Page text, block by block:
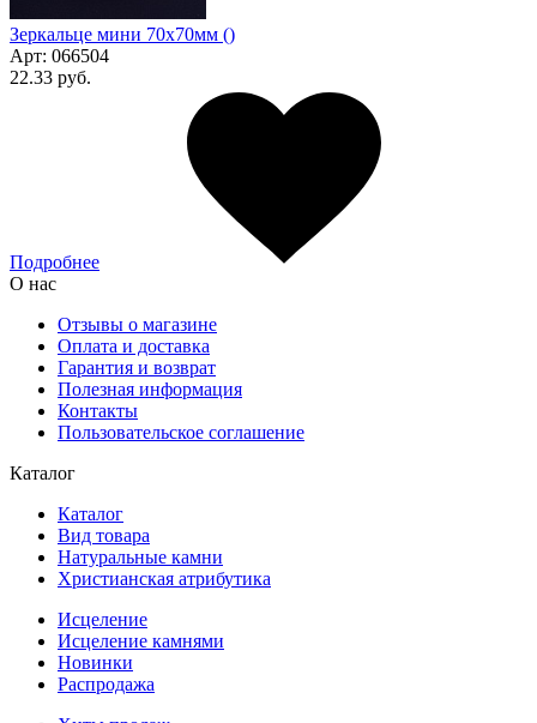
Зеркальце мини 70х70мм ()
Арт: 066504
22.33 руб.
Подробнее
О нас
Отзывы о магазине
Оплата и доставка
Гарантия и возврат
Полезная информация
Контакты
Пользовательское соглашение
Каталог
Каталог
Вид товара
Натуральные камни
Христианская атрибутика
Исцеление
Исцеление камнями
Новинки
Распродажа